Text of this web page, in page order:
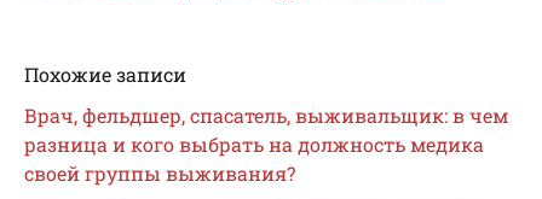
Похожие записи
Врач, фельдшер, спасатель, выживальщик: в чем
разница и кого выбрать на должность медика
своей группы выживания?